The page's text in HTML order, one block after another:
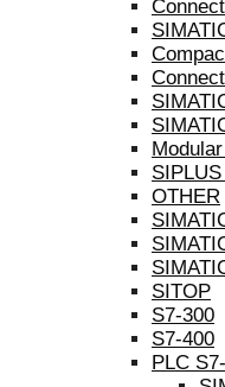
OTHER
SITOP
S7-300
S7-400
PLC